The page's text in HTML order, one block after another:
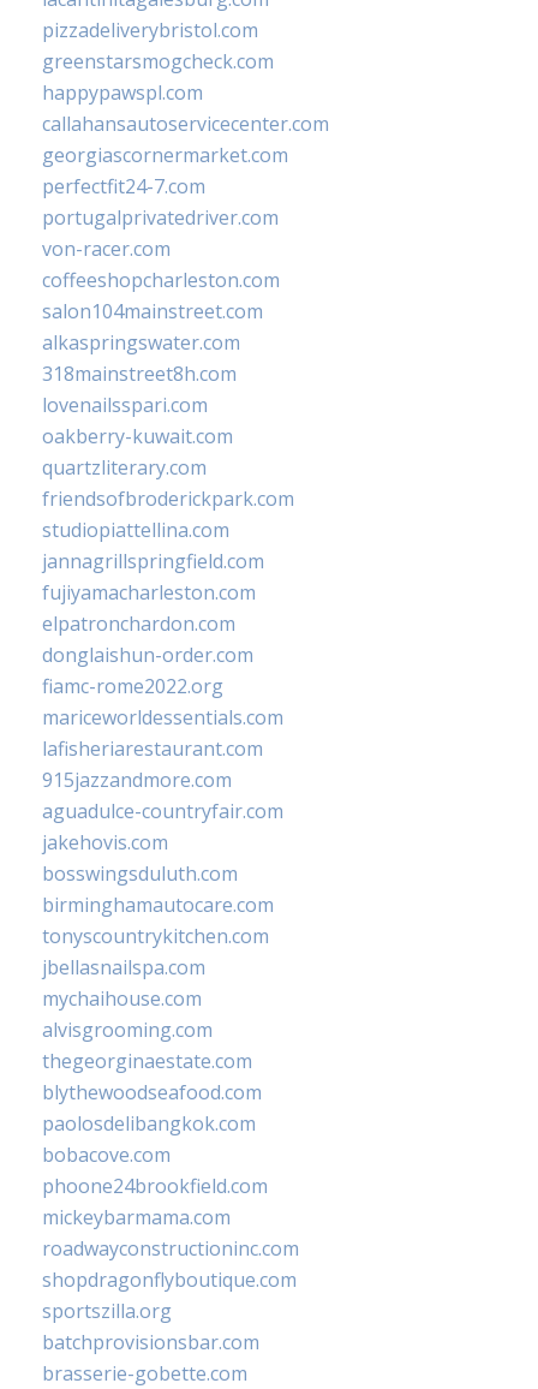
pizzadeliverybristol.com
greenstarsmogcheck.com
happypawspl.com
callahansautoservicecenter.com
georgiascornermarket.com
perfectfit24-7.com
portugalprivatedriver.com
von-racer.com
coffeeshopcharleston.com
salon104mainstreet.com
alkaspringswater.com
318mainstreet8h.com
lovenailsspari.com
oakberry-kuwait.com
quartzliterary.com
friendsofbroderickpark.com
studiopiattellina.com
jannagrillspringfield.com
fujiyamacharleston.com
elpatronchardon.com
donglaishun-order.com
fiamc-rome2022.org
mariceworldessentials.com
lafisheriarestaurant.com
915jazzandmore.com
aguadulce-countryfair.com
jakehovis.com
bosswingsduluth.com
birminghamautocare.com
tonyscountrykitchen.com
jbellasnailspa.com
mychaihouse.com
alvisgrooming.com
thegeorginaestate.com
blythewoodseafood.com
paolosdelibangkok.com
bobacove.com
phoone24brookfield.com
mickeybarmama.com
roadwayconstructioninc.com
shopdragonflyboutique.com
sportszilla.org
batchprovisionsbar.com
brasserie-gobette.com